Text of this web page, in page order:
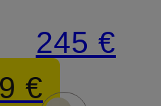
€
245 €